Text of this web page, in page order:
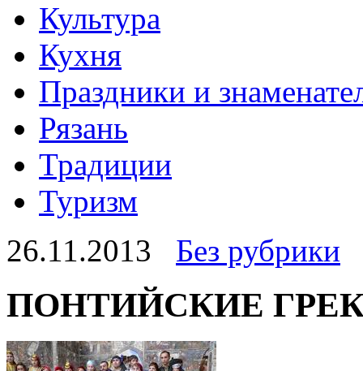
Культура
Кухня
Праздники и
Рязань
Традиции
Туризм
26.11.2013
Без рубрики
ПОНТИЙСКИЕ